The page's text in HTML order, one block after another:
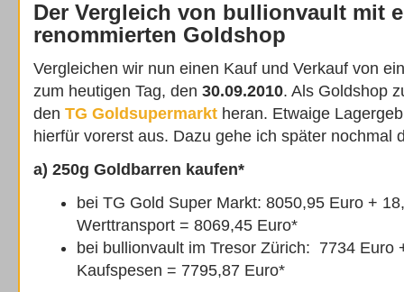
Der Vergleich von bullionvault mit
renommierten Goldshop
Vergleichen wir nun einen Kauf und Verkauf von
zum heutigen Tag, den 30.09.2010. Als Goldshop
den TG Goldsupermarkt heran. Etwaige
hierfür vorerst aus. Dazu gehe ich später nochmal
a) 250g Goldbarren kaufen*
bei TG Gold Super Markt: 8050,95 Euro +
Werttransport = 8069,45 Euro*
bei bullionvault im Tresor Zürich: 7734 Euro
Kaufspesen = 7795,87 Euro*